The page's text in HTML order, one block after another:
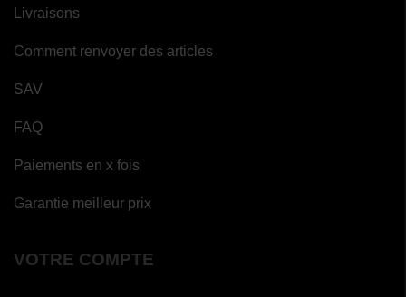
Livraisons
Comment renvoyer des articles
SAV
FAQ
Paiements en x fois
Garantie meilleur prix
VOTRE COMPTE